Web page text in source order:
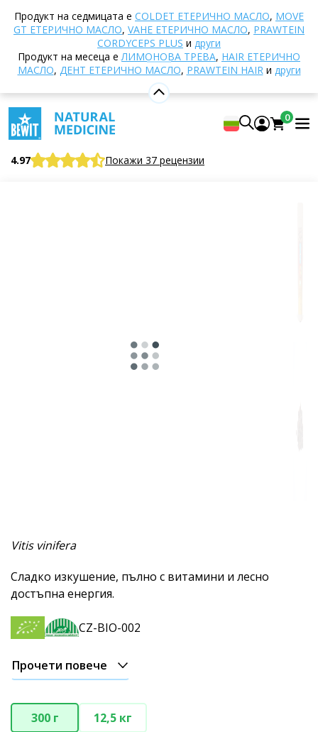
Продукт на седмицата е COLDET EТЕРИЧНО МАСЛО, MOVE
GT ЕТЕРИЧНО МАСЛО, VAHE ЕТЕРИЧНО МАСЛО, PRAWTEIN
CORDYCEPS PLUS и други
Продукт на месеца еЛИМОНОВА ТРЕВА, HAIR ЕТЕРИЧНО
МАСЛО, ДЕНТ ЕТЕРИЧНО МАСЛО, PRAWTEIN HAIRи други
0
Суперхрани
Αποξηραμένα φρούτα
Стафиди
султана BIO, RAW
Стафиди султана BIO, RAW
Суперхрана
BEWIT Sultana Raisins ORGANIC, RAW
4.97 Покажи 37 рецензии
Vitis vinifera
Сладко изкушение, пълно с витамини и лесно
достъпна енергия.
CZ-BIO-002
Прочети повече
300 г 12,5 кг